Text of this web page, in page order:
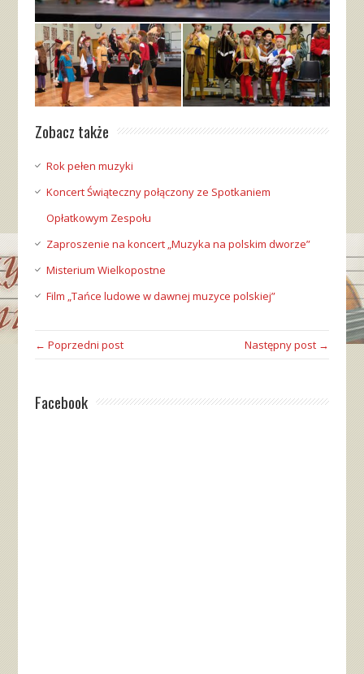
Zobacz także
Rok pełen muzyki
Koncert Świąteczny połączony ze Spotkaniem
Opłatkowym Zespołu
Zaproszenie na koncert „Muzyka na polskim dworze”
Misterium Wielkopostne
Film „Tańce ludowe w dawnej muzyce polskiej”
← Poprzedni post Następny post →
Facebook